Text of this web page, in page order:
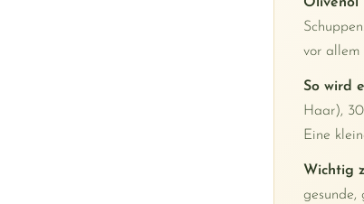
vor allem
So wird
Haar),
Eine
Wichtig
gesunde,